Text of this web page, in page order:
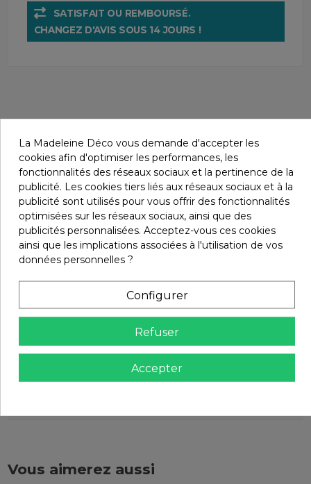
SATISFAIT OU REMBOURSÉ.
CHANGEZ D'AVIS SOUS 14 JOURS !
Détails du produit
Marque
En stock 3 Produits
EAN-13
3662049134640
Retours et remboursements
Vous aimerez aussi
La Madeleine Déco vous demande d'accepter les
cookies afin d'optimiser les performances, les
fonctionnalités des réseaux sociaux et la pertinence de la
publicité. Les cookies tiers liés aux réseaux sociaux et à la
publicité sont utilisés pour vous offrir des fonctionnalités
optimisées sur les réseaux sociaux, ainsi que des
publicités personnalisées. Acceptez-vous ces cookies
ainsi que les implications associées à l'utilisation de vos
données personnelles ?
Configurer
Refuser
Accepter